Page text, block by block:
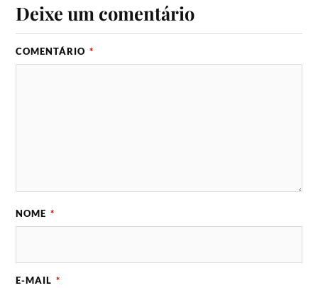
Deixe um comentário
COMENTÁRIO *
NOME *
E-MAIL *